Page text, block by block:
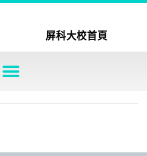
屏科大校首頁